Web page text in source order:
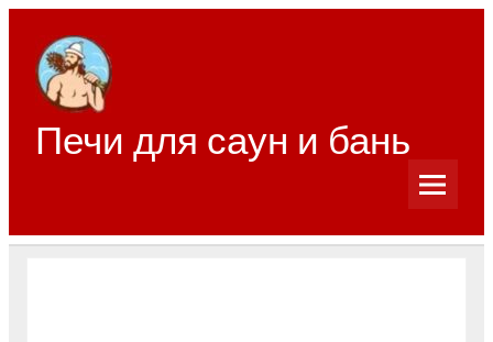
Перейти
содержимому
Печи для саун и бань